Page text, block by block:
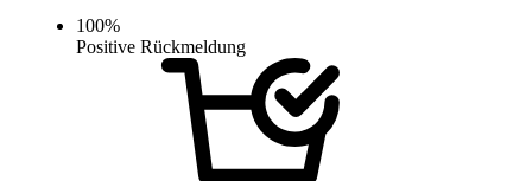
100%
Positive Rückmeldung